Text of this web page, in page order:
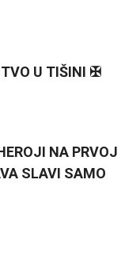
U TIŠINI ✠
NA PRVOJ
SLAVI SAMO